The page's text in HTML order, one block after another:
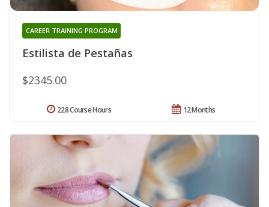
Estilista de Pestañas
CAREER TRAINING PROGRAM
$2345.00
12 Months
228 Course Hours